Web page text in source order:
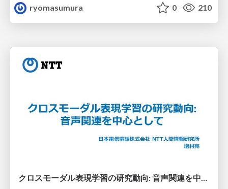
ryomasumura
0 210